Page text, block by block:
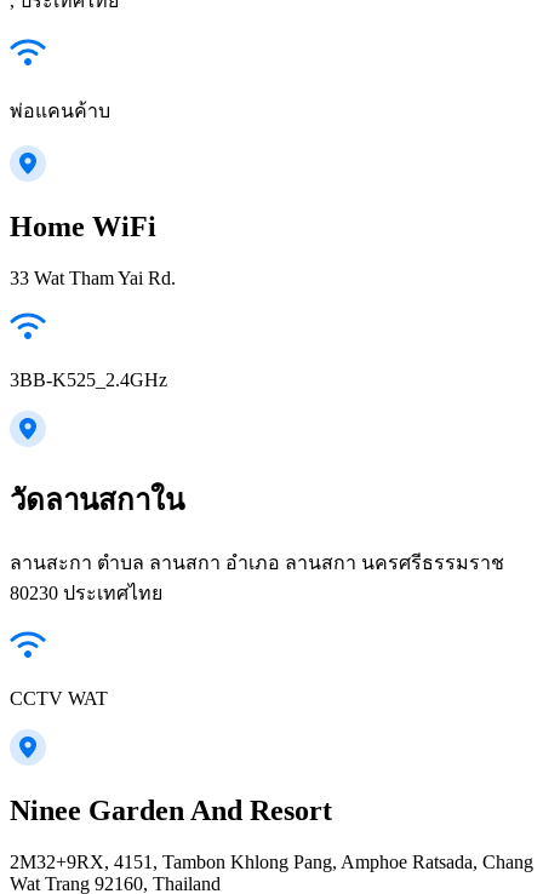
พ่อแคนค้าบ
Home WiFi
33 Wat Tham Yai Rd.
3BB-K525_2.4GHz
วัดลานสกาใน
ลานสะกา ตำบล ลานสกา อำเภอ ลานสกา นครศรีธรรมราช
80230 ประเทศไทย
CCTV WAT
Ninee Garden And Resort
2M32+9RX, 4151, Tambon Khlong Pang, Amphoe Ratsada, Chang
Wat Trang 92160, Thailand